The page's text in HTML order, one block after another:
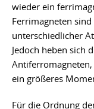
wieder ein
Ferrimagneten
unterschiedlicher
Jedoch heben sich
ein größeres
Für die Ordnung